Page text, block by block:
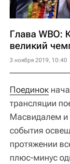
Глава WBO:
великий
3 ноября 2019, 10:40
Поединок
трансляции
Масвидалем и
события
протяжении
плюс-минус